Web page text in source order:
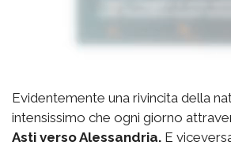
Evidentemente una rivincita della
intensissimo che ogni giorno
Asti verso Alessandria. E